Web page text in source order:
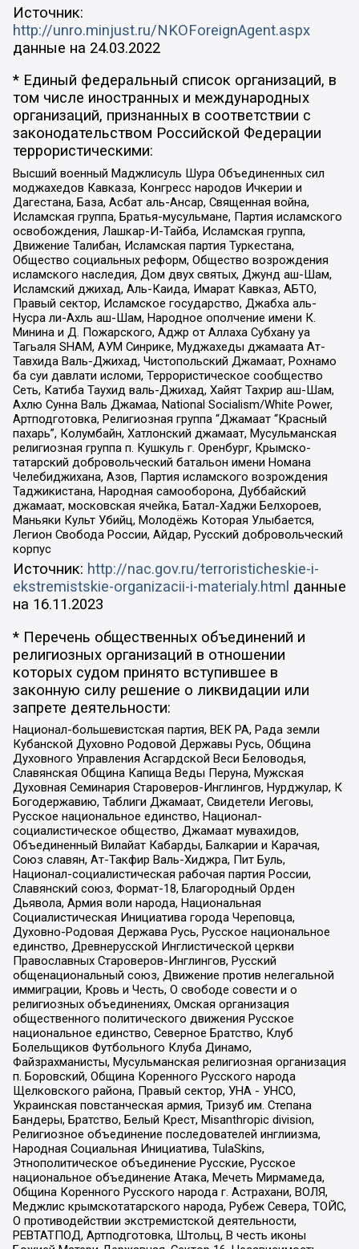
Источник:
http://unro.minjust.ru/NKOForeignAgent.aspx
данные на 24.03.2022
* Единый федеральный список организаций, в
том числе иностранных и международных
организаций, признанных в соответствии с
законодательством Российской Федерации
террористическими:
Высший военный Маджлисуль Шура Объединенных сил
моджахедов Кавказа, Конгресс народов Ичкерии и
Дагестана, База, Асбат аль-Ансар, Священная война,
Исламская группа, Братья-мусульмане, Партия исламского
освобождения, Лашкар-И-Тайба, Исламская группа,
Движение Талибан, Исламская партия Туркестана,
Общество социальных реформ, Общество возрождения
исламского наследия, Дом двух святых, Джунд аш-Шам,
Исламский джихад, Аль-Каида, Имарат Кавказ, АБТО,
Правый сектор, Исламское государство, Джабха аль-
Нусра ли-Ахль аш-Шам, Народное ополчение имени К.
Минина и Д. Пожарского, Аджр от Аллаха Субхану уа
Тагьаля SHAM, АУМ Синрике, Муджахеды джамаата Ат-
Тавхида Валь-Джихад, Чистопольский Джамаат, Рохнамо
ба суи давлати исломи, Террористическое сообщество
Сеть, Катиба Таухид валь-Джихад, Хайят Тахрир аш-Шам,
Ахлю Сунна Валь Джамаа, National Socialism/White Power,
Артподготовка, Религиозная группа “Джамаат “Красный
пахарь”, Колумбайн, Хатлонский джамаат, Мусульманская
религиозная группа п. Кушкуль г. Оренбург, Крымско-
татарский добровольческий батальон имени Номана
Челебиджихана, Азов, Партия исламского возрождения
Таджикистана, Народная самооборона, Дуббайский
джамаат, московская ячейка, Батал-Хаджи Белхороев,
Маньяки Культ Убийц, Молодёжь Которая Улыбается,
Легион Свобода России, Айдар, Русский добровольческий
корпус
Источник: http://nac.gov.ru/terroristicheskie-i-
ekstremistskie-organizacii-i-materialy.html данные
на 16.11.2023
* Перечень общественных объединений и
религиозных организаций в отношении
которых судом принято вступившее в
законную силу решение о ликвидации или
запрете деятельности:
Национал-большевистская партия, ВЕК РА, Рада земли
Кубанской Духовно Родовой Державы Русь, Община
Духовного Управления Асгардской Веси Беловодья,
Славянская Община Капища Веды Перуна, Мужская
Духовная Семинария Староверов-Инглингов, Нурджулар, К
Богодержавию, Таблиги Джамаат, Свидетели Иеговы,
Русское национальное единство, Национал-
социалистическое общество, Джамаат мувахидов,
Объединенный Вилайат Кабарды, Балкарии и Карачая,
Союз славян, Ат-Такфир Валь-Хиджра, Пит Буль,
Национал-социалистическая рабочая партия России,
Славянский союз, Формат-18, Благородный Орден
Дьявола, Армия воли народа, Национальная
Социалистическая Инициатива города Череповца,
Духовно-Родовая Держава Русь, Русское национальное
единство, Древнерусской Инглистической церкви
Православных Староверов-Инглингов, Русский
общенациональный союз, Движение против нелегальной
иммиграции, Кровь и Честь, О свободе совести и о
религиозных объединениях, Омская организация
общественного политического движения Русское
национальное единство, Северное Братство, Клуб
Болельщиков Футбольного Клуба Динамо,
Файзрахманисты, Мусульманская религиозная организация
п. Боровский, Община Коренного Русского народа
Щелковского района, Правый сектор, УНА - УНСО,
Украинская повстанческая армия, Тризуб им. Степана
Бандеры, Братство, Белый Крест, Misanthropic division,
Религиозное объединение последователей инглиизма,
Народная Социальная Инициатива, TulaSkins,
Этнополитическое объединение Русские, Русское
национальное объединение Атака, Мечеть Мирмамеда,
Община Коренного Русского народа г. Астрахани, ВОЛЯ,
Меджлис крымскотатарского народа, Рубеж Севера, ТОЙС,
О противодействии экстремистской деятельности,
РЕВТАТПОД, Артподготовка, Штольц, В честь иконы